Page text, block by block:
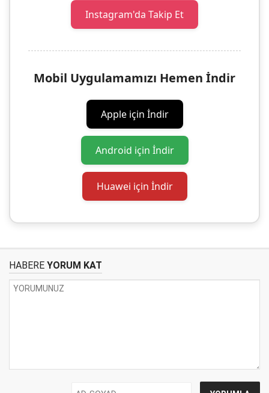
Instagram'da Takip Et
Mobil Uygulamamızı Hemen İndir
Apple için İndir
Android için İndir
Huawei için İndir
HABERE YORUM KAT